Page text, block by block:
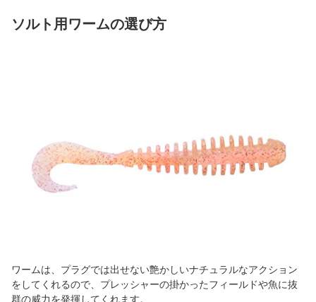
ソルト用ワームの選び方
ワームは、プラグでは出せない艶かしいナチュラルなアクション
をしてくれるので、プレッシャーの掛かったフィールドや魚に抜
群の威力を発揮してくれます。